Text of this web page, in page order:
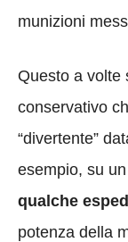
munizioni
Questo a volte
conservativo
“divertente”
esempio, su un
qualche
potenza della